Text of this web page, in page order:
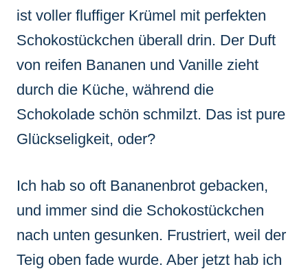
ist voller fluffiger Krümel mit perfekten
Schokostückchen überall drin. Der Duft
von reifen Bananen und Vanille zieht
durch die Küche, während die
Schokolade schön schmilzt. Das ist pure
Glückseligkeit, oder?
Ich hab so oft Bananenbrot gebacken,
und immer sind die Schokostückchen
nach unten gesunken. Frustriert, weil der
Teig oben fade wurde. Aber jetzt hab ich